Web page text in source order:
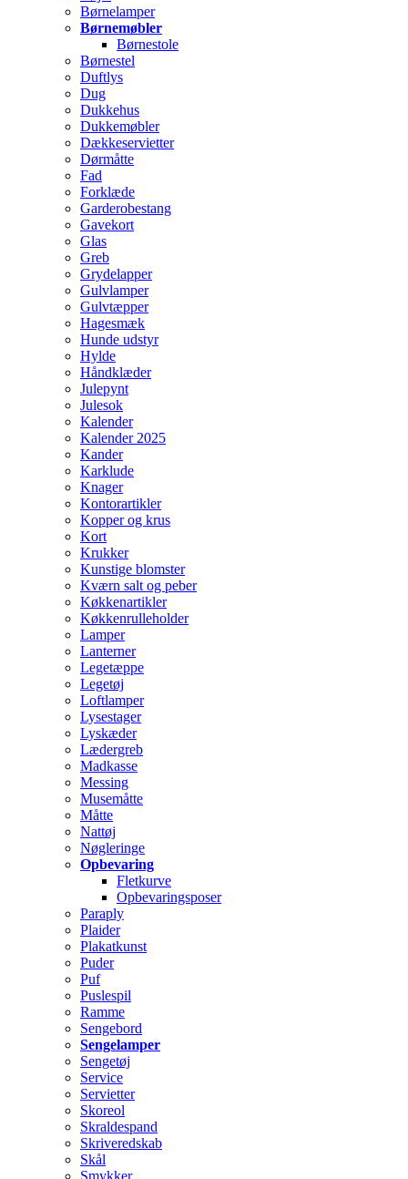
Børnelamper
Børnemøbler
Børnestole
Børnestel
Duftlys
Dug
Dukkehus
Dukkemøbler
Dækkeservietter
Dørmåtte
Fad
Forklæde
Garderobestang
Gavekort
Glas
Greb
Grydelapper
Gulvlamper
Gulvtæpper
Hagesmæk
Hunde udstyr
Hylde
Håndklæder
Julepynt
Julesok
Kalender
Kalender 2025
Kander
Karklude
Knager
Kontorartikler
Kopper og krus
Kort
Krukker
Kunstige blomster
Kværn salt og peber
Køkkenartikler
Køkkenrulleholder
Lamper
Lanterner
Legetæppe
Legetøj
Loftlamper
Lysestager
Lyskæder
Lædergreb
Madkasse
Messing
Musemåtte
Måtte
Nattøj
Nøgleringe
Opbevaring
Fletkurve
Opbevaringsposer
Paraply
Plaider
Plakatkunst
Puder
Puf
Puslespil
Ramme
Sengebord
Sengelamper
Sengetøj
Service
Servietter
Skoreol
Skraldespand
Skriveredskab
Skål
Smykker